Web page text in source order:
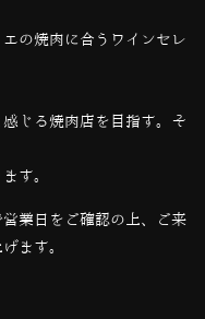
の焼肉に合うワインセレ
じる焼肉店を目指す。そ
す。
業日をご確認の上、ご来
ます。